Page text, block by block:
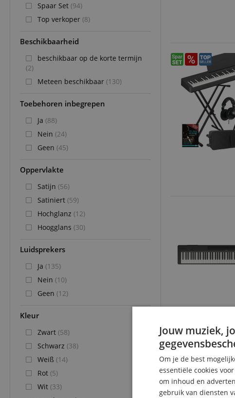
Spaar Set (94)
Top verkoper (8)
Beschikbaarheid
beschikbaar op de korte termijn
(2)
Meteen beschikbaar (130)
Toebehoren inbegrepen
Ja (88)
Nein (24)
Geen (45)
Oppervlakte
Satijn (56)
Satiniert (59)
Hochglanz (12)
Hoogglans (30)
Luidsprekers
Ja (135)
Nein (10)
Geen (12)
Kleur
Zwart (58)
Schwarz (38)
Weiß (14)
Rot (5)
Wit (33)
Jouw muziek,
Om je de best
essentiële cookies
om inhoud en
gebruik van diensten